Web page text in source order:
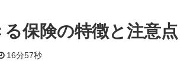
保険の特徴と注意点
16分57秒